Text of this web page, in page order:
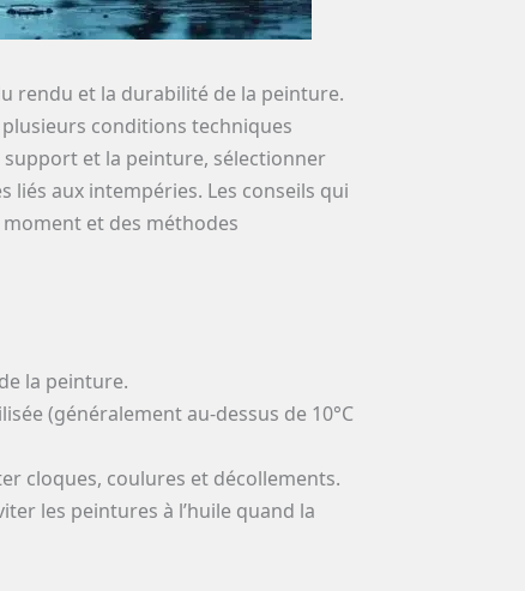
rendu et la durabilité de la peinture.
conditions techniques
et la peinture, sélectionner
liés aux intempéries. Les conseils qui
et des méthodes
la peinture.
(généralement au-dessus de 10°C
cloques, coulures et décollements.
les peintures à l’huile quand la